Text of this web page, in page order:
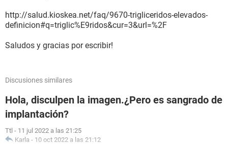
http://salud.kioskea.net/faq/9670-trigliceridos-elevados-
definicion#q=triglic%E9ridos&cur=3&url=%2F
Saludos y gracias por escribir!
Discusiones similares
Hola, disculpen la imagen.¿Pero es sangrado de
implantación?
Ttl - 11 jul 2022 a las 21:25
Karla - 10 oct 2022 a las 21:12